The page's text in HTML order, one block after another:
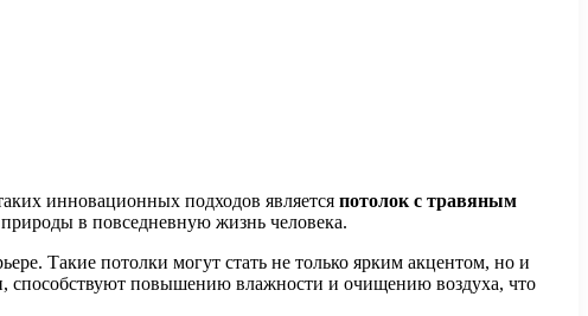
инновационных подходов является потолок с травяным
в повседневную жизнь человека.
Такие потолки могут стать не только ярким акцентом, но и
способствуют повышению влажности и очищению воздуха, что